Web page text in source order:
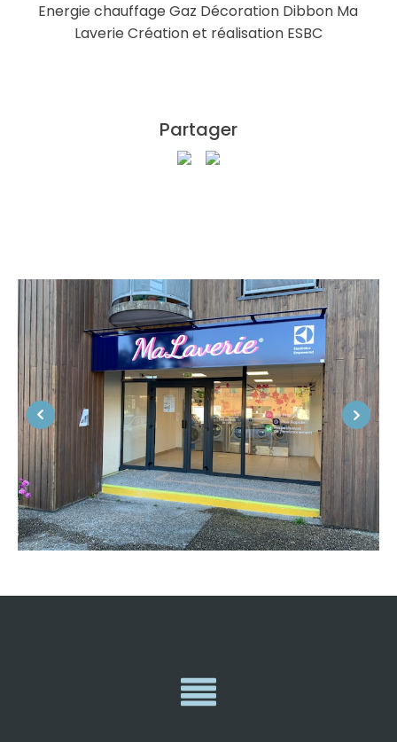
Energie chauffage Gaz Décoration Dibbon Ma
Laverie Création et réalisation ESBC
Partager